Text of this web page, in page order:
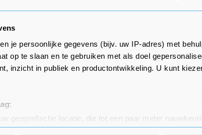
je persoonlijke gegevens (bijv. uw IP-adres) met
op te slaan en te gebruiken met als doel
inzicht in publiek en productontwikkeling. U kunt
geografische locatie, die tot een paar meter
het actief te scannen op specifieke eigenschappen